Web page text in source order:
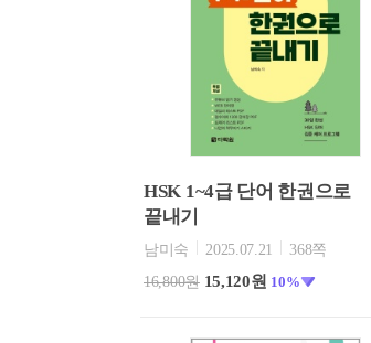
HSK 1~4급 단어 한권으로
끝내기
남미숙 2025.07.21
368쪽
16,800원 15,120원 10%